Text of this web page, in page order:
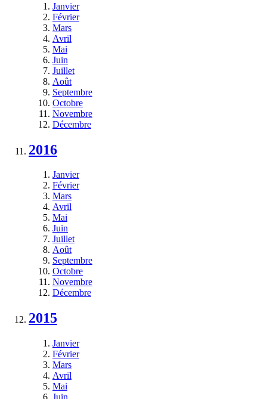
Janvier
Février
Mars
Avril
Mai
Juin
Juillet
Août
Septembre
Octobre
Novembre
Décembre
2016
Janvier
Février
Mars
Avril
Mai
Juin
Juillet
Août
Septembre
Octobre
Novembre
Décembre
2015
Janvier
Février
Mars
Avril
Mai